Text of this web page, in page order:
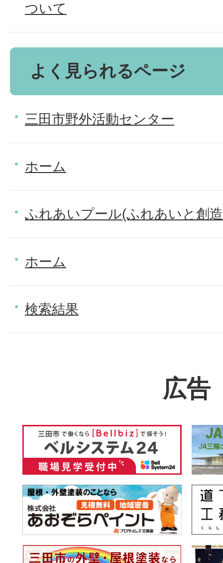
ついて
よく見られるページ
三田市野外活動センター
ホーム
ふれあいプール(ふれあいと創
ホーム
検索結果
広告